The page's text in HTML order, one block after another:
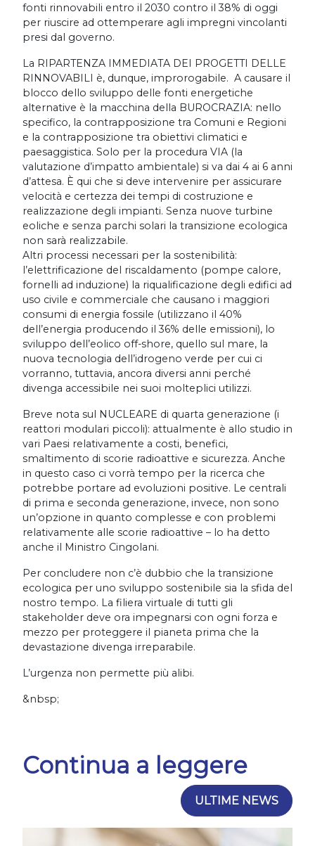
fonti rinnovabili entro il 2030 contro il 38% di oggi
per riuscire ad ottemperare agli impregni vincolanti
presi dal governo.
La RIPARTENZA IMMEDIATA DEI PROGETTI DELLE
RINNOVABILI è, dunque, improrogabile. A causare il
blocco dello sviluppo delle fonti energetiche
alternative è la macchina della BUROCRAZIA: nello
specifico, la contrapposizione tra Comuni e Regioni
e la contrapposizione tra obiettivi climatici e
paesaggistica. Solo per la procedura VIA (la
valutazione d’impatto ambientale) si va dai 4 ai 6 anni
d’attesa. È qui che si deve intervenire per assicurare
velocità e certezza dei tempi di costruzione e
realizzazione degli impianti. Senza nuove turbine
eoliche e senza parchi solari la transizione ecologica
non sarà realizzabile.
Altri processi necessari per la sostenibilità:
l’elettrificazione del riscaldamento (pompe calore,
fornelli ad induzione) la riqualificazione degli edifici ad
uso civile e commerciale che causano i maggiori
consumi di energia fossile (utilizzano il 40%
dell’energia producendo il 36% delle emissioni), lo
sviluppo dell’eolico off-shore, quello sul mare, la
nuova tecnologia dell’idrogeno verde per cui ci
vorranno, tuttavia, ancora diversi anni perché
divenga accessibile nei suoi molteplici utilizzi.
Breve nota sul NUCLEARE di quarta generazione (i
reattori modulari piccoli): attualmente è allo studio in
vari Paesi relativamente a costi, benefici,
smaltimento di scorie radioattive e sicurezza. Anche
in questo caso ci vorrà tempo per la ricerca che
potrebbe portare ad evoluzioni positive. Le centrali
di prima e seconda generazione, invece, non sono
un’opzione in quanto complesse e con problemi
relativamente alle scorie radioattive – lo ha detto
anche il Ministro Cingolani.
Per concludere non c’è dubbio che la transizione
ecologica per uno sviluppo sostenibile sia la sfida del
nostro tempo. La filiera virtuale di tutti gli
stakeholder deve ora impegnarsi con ogni forza e
mezzo per proteggere il pianeta prima che la
devastazione divenga irreparabile.
L’urgenza non permette più alibi.
&nbsp;
Continua a leggere
ULTIME NEWS